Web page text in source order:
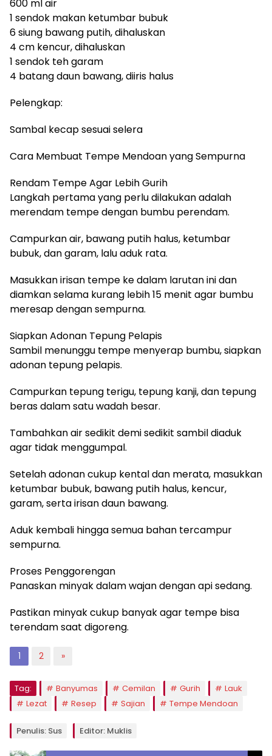
600 ml air
1 sendok makan ketumbar bubuk
6 siung bawang putih, dihaluskan
4 cm kencur, dihaluskan
1 sendok teh garam
4 batang daun bawang, diiris halus
Pelengkap:
Sambal kecap sesuai selera
Cara Membuat Tempe Mendoan yang Sempurna
Rendam Tempe Agar Lebih Gurih
Langkah pertama yang perlu dilakukan adalah
merendam tempe dengan bumbu perendam.
Campurkan air, bawang putih halus, ketumbar
bubuk, dan garam, lalu aduk rata.
Masukkan irisan tempe ke dalam larutan ini dan
diamkan selama kurang lebih 15 menit agar bumbu
meresap dengan sempurna.
Siapkan Adonan Tepung Pelapis
Sambil menunggu tempe menyerap bumbu, siapkan
adonan tepung pelapis.
Campurkan tepung terigu, tepung kanji, dan tepung
beras dalam satu wadah besar.
Tambahkan air sedikit demi sedikit sambil diaduk
agar tidak menggumpal.
Setelah adonan cukup kental dan merata, masukkan
ketumbar bubuk, bawang putih halus, kencur,
garam, serta irisan daun bawang.
Aduk kembali hingga semua bahan tercampur
sempurna.
Proses Penggorengan
Panaskan minyak dalam wajan dengan api sedang.
Pastikan minyak cukup banyak agar tempe bisa
terendam saat digoreng.
1 2 »
Tag: Banyumas Cemilan Gurih
Lauk
Lezat
Resep Sajian Tempe Mendoan
Penulis: Sus Editor: Muklis